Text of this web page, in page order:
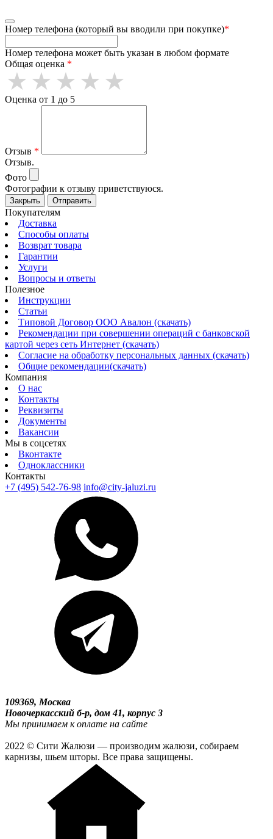
Номер телефона (который вы вводили при покупке)*
Номер телефона может быть указан в любом формате
Общая оценка *
Оценка от 1 до 5
Отзыв *
Отзыв.
Фото
Фотографии к отзыву приветствуюся.
Закрыть Отправить
Покупателям
Доставка
Способы оплаты
Возврат товара
Гарантии
Услуги
Вопросы и ответы
Полезное
Инструкции
Статьи
Типовой Договор ООО Авалон (скачать)
Рекомендации при совершении операций с банковской
картой через сеть Интернет (скачать)
Согласие на обработку персональных данных (скачать)
Общие рекомендации(скачать)
Компания
О нас
Контакты
Реквизиты
Документы
Вакансии
Мы в соцсетях
Вконтакте
Одноклассники
Контакты
+7 (495) 542-76-98 info@city-jaluzi.ru
109369, Москва
Новочеркасский б-р, дом 41, корпус 3
Мы принимаем к оплате на сайте
2022 © Сити Жалюзи — производим жалюзи, собираем
карнизы, шьем шторы. Все права защищены.